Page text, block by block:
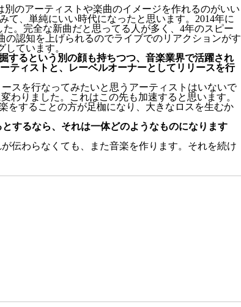
のアーティストや楽曲のイメージを作れるのがいい
て、単純にいい時代になったと思います。2014年に
。完全な新曲だと思ってる人が多く、4年のスピー
認知を上げられるのでライブでのリアクションがす
ています。
するという別の顔も持ちつつ、音楽業界で活躍され
ティストと、レーベルオーナーとしてリリースを行
スを行なってみたいと思うアーティストはいないで
わりました。これはこの先も加速すると思います。
をすることの方が足枷になり、大きなロスを生むか
するなら、それは一体どのようなものになります
伝わらなくても、また音楽を作ります。それを続け